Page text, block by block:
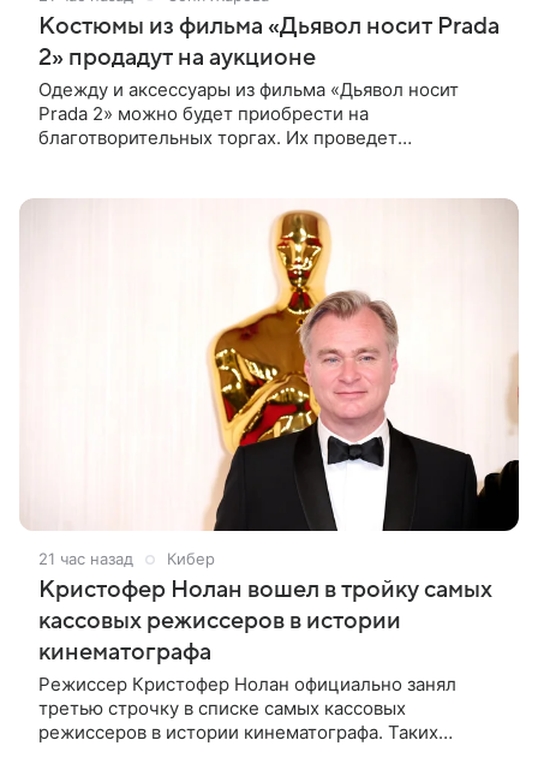
Костюмы из фильма «Дьявол носит Prada
2» продадут на аукционе
Одежду и аксессуары из фильма «Дьявол носит
Prada 2» можно будет приобрести на
благотворительных торгах. Их проведет
21 час назад Кибер
Кристофер Нолан вошел в тройку самых
кассовых режиссеров в истории
кинематографа
Режиссер Кристофер Нолан официально занял
третью строчку в списке самых кассовых
режиссеров в истории кинематографа. Таких